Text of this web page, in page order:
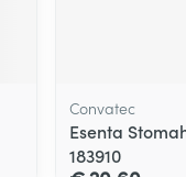
Convatec
Esenta
183910